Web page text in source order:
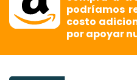
podríamos
costo
por apoyar